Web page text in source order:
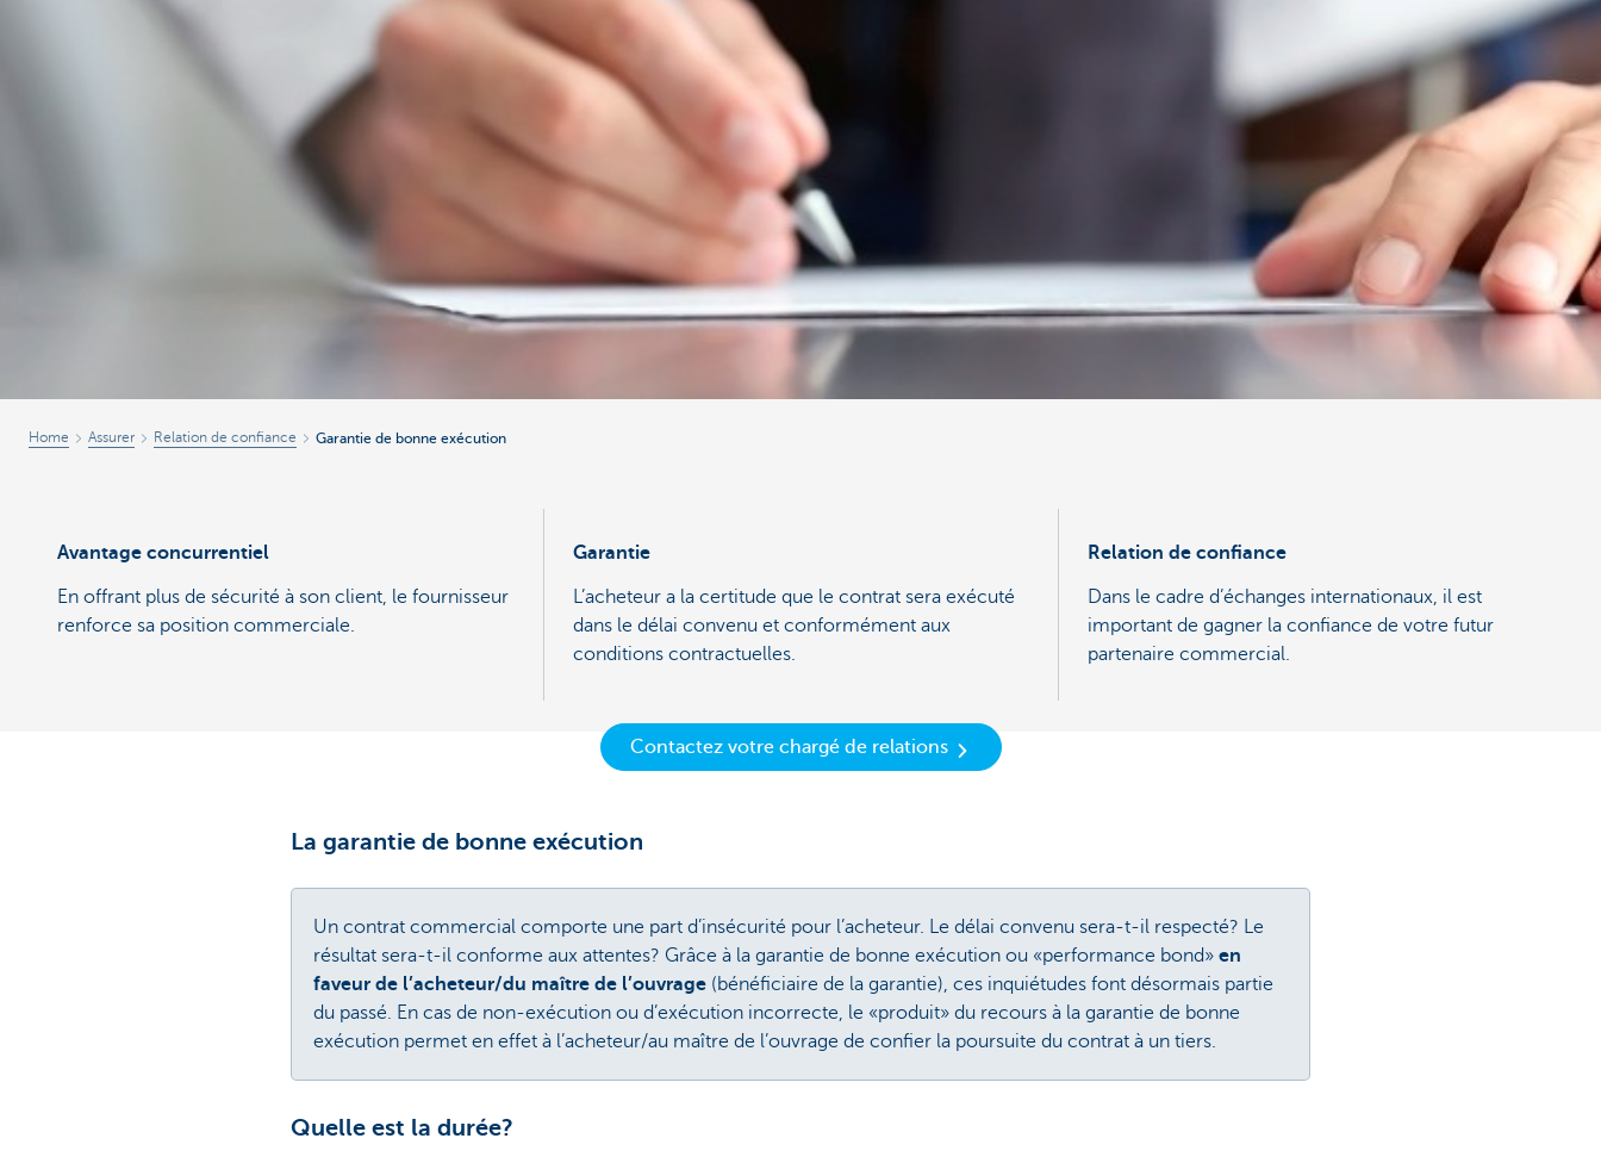
Home Assurer Relation de confiance Garantie de bonne exécution
Avantage concurrentiel
En offrant plus de sécurité à son client, le fournisseur
renforce sa position commerciale.
Garantie
L’acheteur a la certitude que le contrat sera exécuté
dans le délai convenu et conformément aux
conditions contractuelles.
Relation de confiance
Dans le cadre d’échanges internationaux, il est
important de gagner la confiance de votre futur
partenaire commercial.
Contactez votre chargé de relations
La garantie de bonne exécution
Un contrat commercial comporte une part d’insécurité pour l’acheteur. Le délai convenu sera-t-il respecté? Le
résultat sera-t-il conforme aux attentes? Grâce à la garantie de bonne exécution ou «performance bond» en
faveur de l’acheteur/du maître de l’ouvrage (bénéficiaire de la garantie), ces inquiétudes font désormais partie
du passé. En cas de non-exécution ou d’exécution incorrecte, le «produit» du recours à la garantie de bonne
exécution permet en effet à l’acheteur/au maître de l’ouvrage de confier la poursuite du contrat à un tiers.
Quelle est la durée?